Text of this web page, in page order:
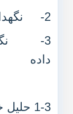
2- نگهداری جامعیت داده
3-
داده
1-3 حلیل خطر